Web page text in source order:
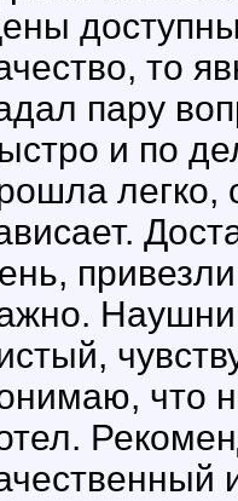
то
пару
и по
легко,
что